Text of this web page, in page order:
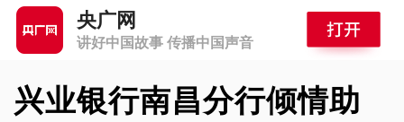
央广网
讲好中国故事 传播中国声音
兴业银行南昌分行倾情助